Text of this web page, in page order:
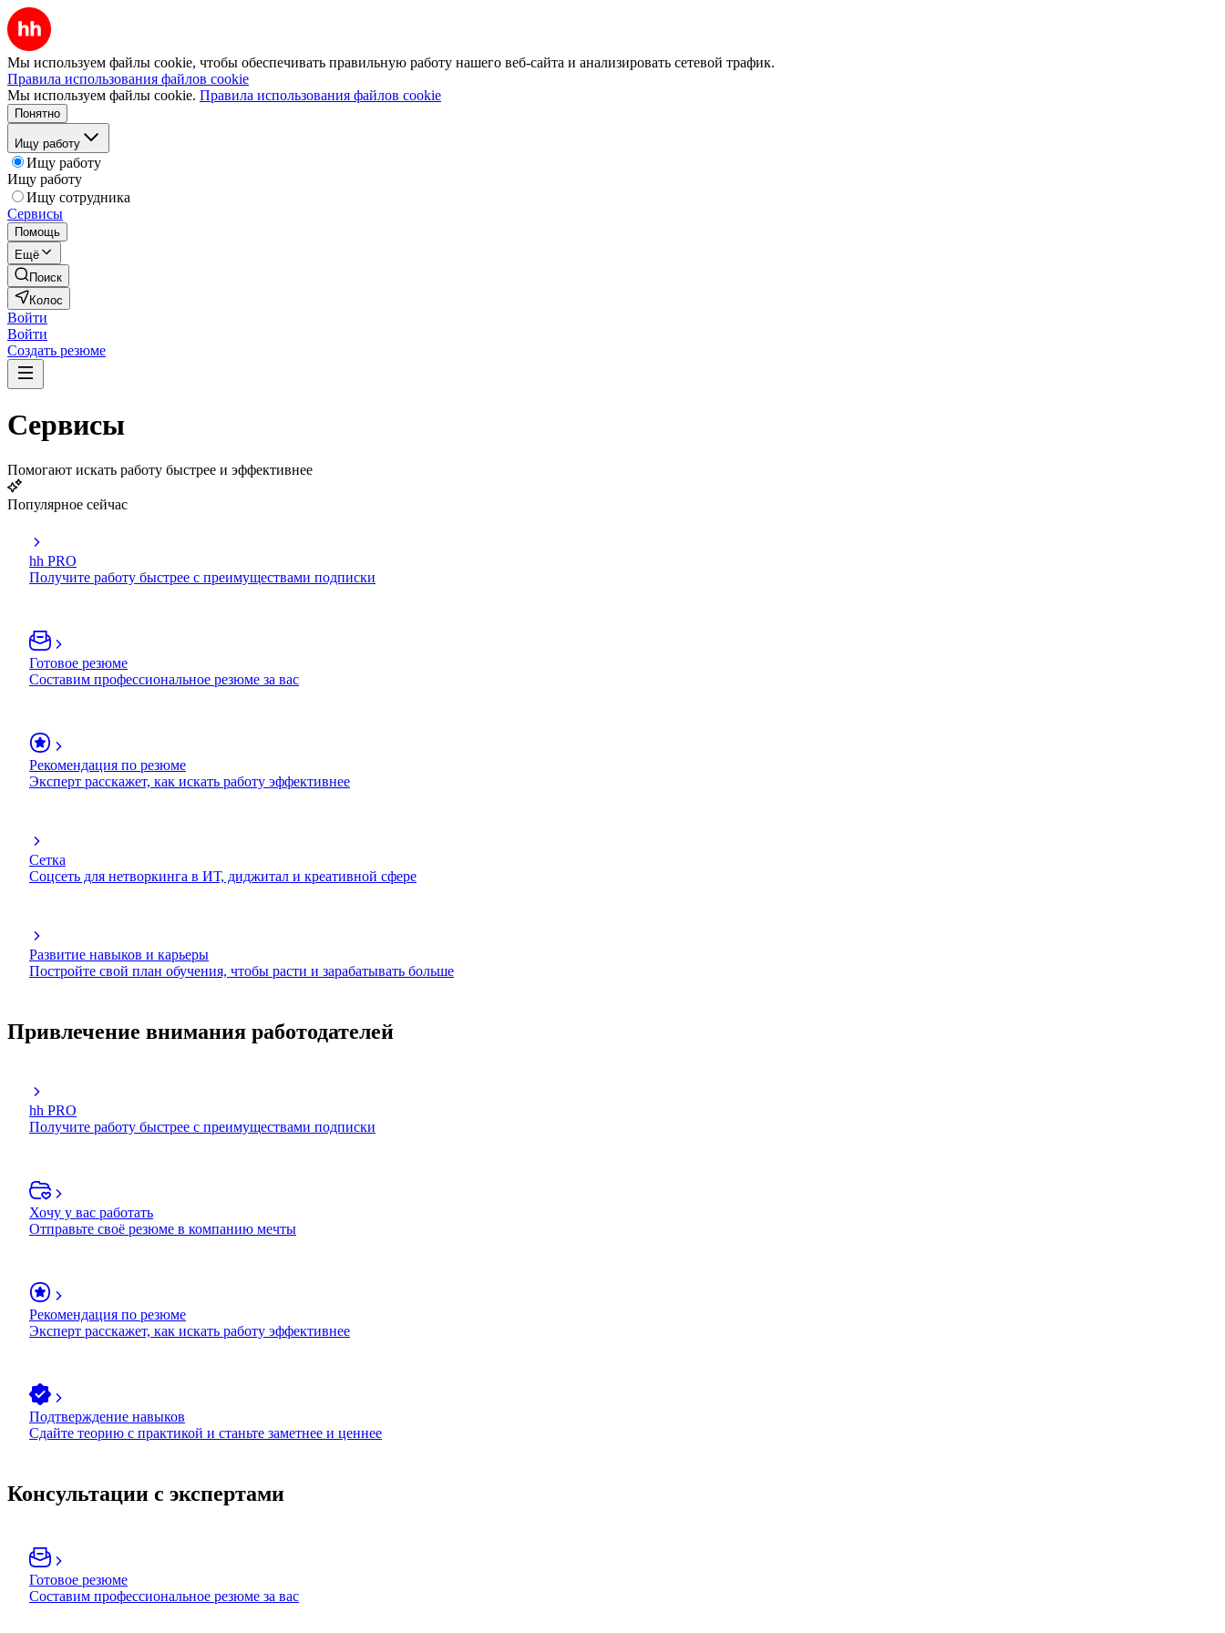
Мы используем файлы cookie, чтобы обеспечивать правильную работу нашего веб-сайта и анализировать сетевой трафик.
Правила использования файлов cookie
Мы используем файлы cookie. Правила использования файлов cookie
Понятно
Ищу работу
Ищу работу
Ищу работу
Ищу сотрудника
Сервисы
Помощь
Ещё
Поиск
Колос
Войти
Войти
Создать резюме
Сервисы
Помогают искать работу быстрее и эффективнее
Популярное сейчас
hh PRO
Получите работу быстрее с преимуществами подписки
Готовое резюме
Составим профессиональное резюме за вас
Рекомендация по резюме
Эксперт расскажет, как искать работу эффективнее
Сетка
Соцсеть для нетворкинга в ИТ, диджитал и креативной сфере
Развитие навыков и карьеры
Постройте свой план обучения, чтобы расти и зарабатывать больше
Привлечение внимания работодателей
hh PRO
Получите работу быстрее с преимуществами подписки
Хочу у вас работать
Отправьте своё резюме в компанию мечты
Рекомендация по резюме
Эксперт расскажет, как искать работу эффективнее
Подтверждение навыков
Сдайте теорию с практикой и станьте заметнее и ценнее
Консультации с экспертами
Готовое резюме
Составим профессиональное резюме за вас